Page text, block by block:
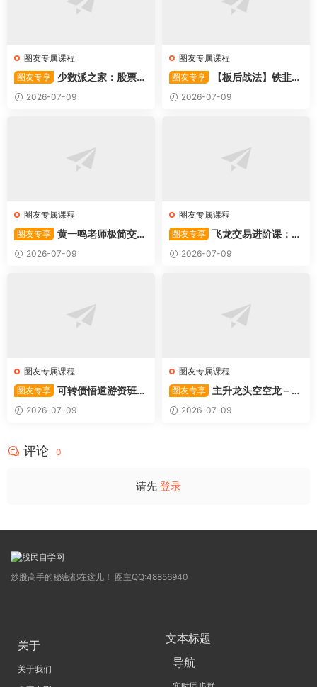
圈友专属课程
圈友专享
少数派之家：股票操
作系统—从入门到精通
2026-07-09
圈友专属课程
圈友专享
【板后战法】铁韭菜
板后强势战法
2026-07-09
圈友专属课程
圈友专享 黄一鸣老师极简交易
系统2026-07-09
圈友专属课程
圈友专享 飞龙交易进阶课：共
振战法
2026-07-09
圈友专属课程
圈友专享 可转债悟道游资班出
奇系列悟道系列守正系列课程-
卓妍
2026-07-09
圈友专属课程
圈友专享
主升龙头空空龙－竞
价抢筹盘口的量化公式与十几
年的体系干货，全篇2026061
2026-07-09
评论 0
请先 登录
炒股高手的秘密都在这儿！ 圈主QQ:48856940
关于
关于我们
文本标题
导航